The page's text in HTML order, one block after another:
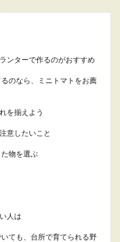
約術
かってしまうのが食費という
室のおすすめレイアウ
和室だと、家具のレイアウト
ンターで作るのがおすすめ
のなら、ミニトマトをお薦
を揃えよう
意したいこと
物を選ぶ
人は
ても、台所で育てられる野